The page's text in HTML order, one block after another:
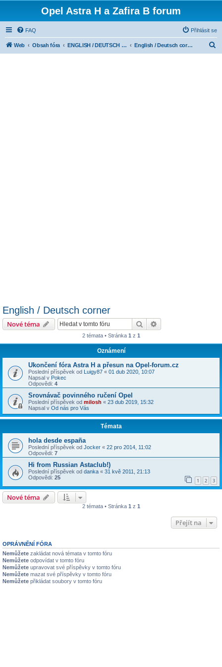
Opel Astra H a Zafira B forum
FAQ Přihlásit se
Web Obsah fóra ENGLISH / DEUTSCH CORNER English / Deutsch corner
English / Deutsch corner
Nové téma Hledat
2 témata • Stránka 1 z 1
Oznámení
Ukončení fóra Astra H a přesun na Opel-forum.cz
Poslední příspěvek od Luigy87 « 01 dub 2020, 10:07
Napsal v Pokec
Odpovědi: 4
Srovnávač povinného ručení Opel
Poslední příspěvek od milosh « 23 dub 2019, 15:32
Napsal v Od nás pro Vás
Témata
hola desde españa
Poslední příspěvek od Jocker « 22 pro 2014, 11:02
Odpovědi: 7
Hi from Russian Astaclub!)
Poslední příspěvek od danka « 31 kvě 2011, 21:13
Odpovědi: 25 1 2 3
Nové téma
2 témata • Stránka 1 z 1
Přejít na
OPRÁVNĚNÍ FÓRA
Nemůžete zakládat nová témata v tomto fóru
Nemůžete odpovídat v tomto fóru
Nemůžete upravovat své příspěvky v tomto fóru
Nemůžete mazat své příspěvky v tomto fóru
Nemůžete přikládat soubory v tomto fóru